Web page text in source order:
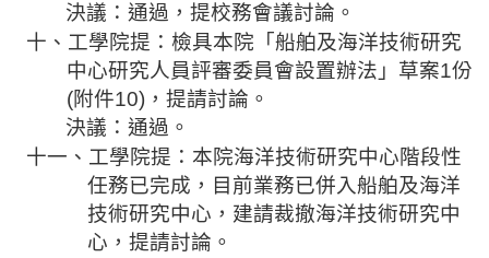
決議：通過，提校務會議討論。
十、工學院提：檢具本院「船舶及海洋技術研究
中心研究人員評審委員會設置辦法」草案1份
(附件10) ，提請討論。
決議：通過。
十一、工學院提：本院海洋技術研究中心階段性
任務已完成，目前業務已併入船舶及海洋
技術研究中心，建請裁撤海洋技術研究中
心，提請討論。